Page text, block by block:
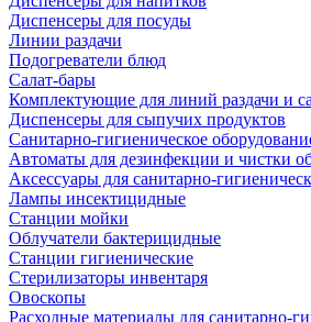
Диспенсеры для посуды
Линии раздачи
Подогреватели блюд
Салат-бары
Комплектующие для линий раздачи и
Диспенсеры для сыпучих продуктов
Санитарно-гигиеническое
Автоматы для дезинфекции и чистки
Аксессуары для санитарно-
Лампы инсектицидные
Станции мойки
Облучатели бактерицидные
Станции гигиенические
Стерилизаторы инвентаря
Овоскопы
Расходные материалы для санитарно-